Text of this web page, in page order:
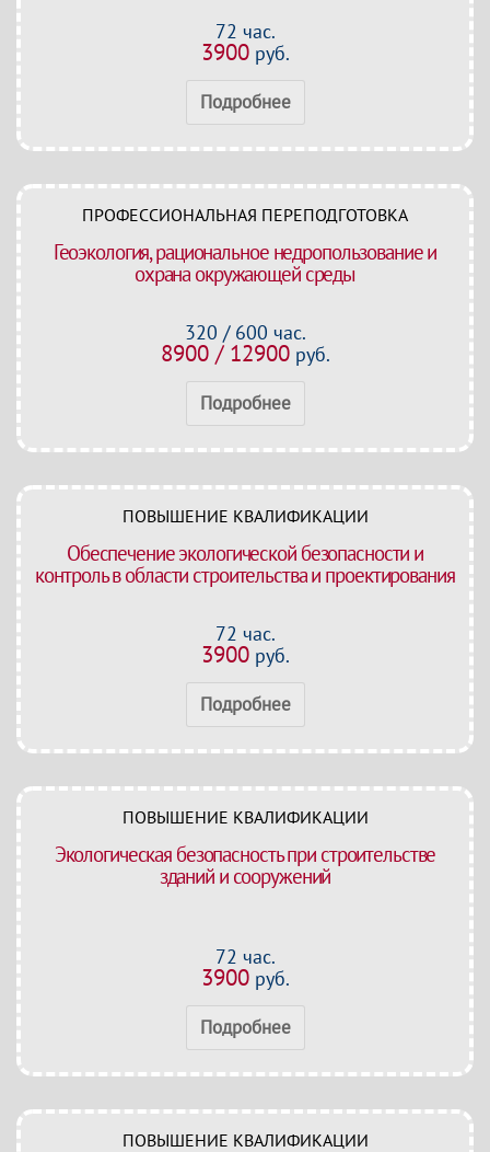
72 час.
3900руб.
Подробнее
ПРОФЕССИОНАЛЬНАЯ ПЕРЕПОДГОТОВКА
Геоэкология, рациональное недропользование и
охрана окружающей среды
320 / 600 час.
8900 / 12900руб.
Подробнее
ПОВЫШЕНИЕ КВАЛИФИКАЦИИ
Обеспечение экологической безопасности и
контроль в области строительства и проектирования
72 час.
3900руб.
Подробнее
ПОВЫШЕНИЕ КВАЛИФИКАЦИИ
Экологическая безопасность при строительстве
зданий и сооружений
72 час.
3900руб.
Подробнее
ПОВЫШЕНИЕ КВАЛИФИКАЦИИ